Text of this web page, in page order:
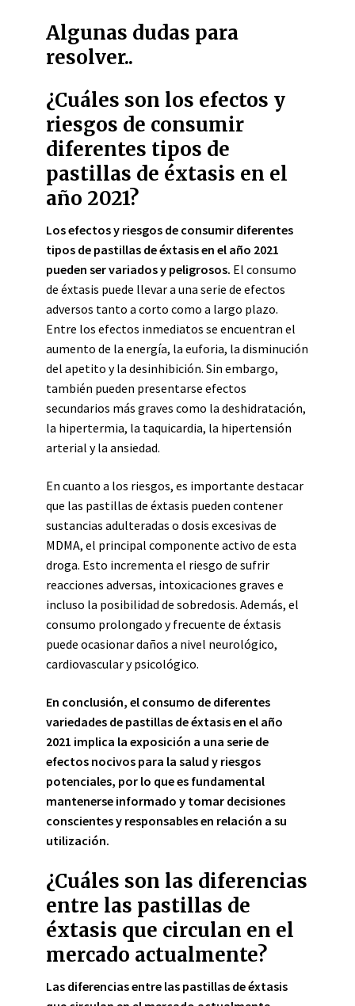
Algunas dudas para
resolver..
¿Cuáles son los efectos y
riesgos de consumir
diferentes tipos de
pastillas de éxtasis en el
año 2021?
Los efectos y riesgos de consumir diferentes
tipos de pastillas de éxtasis en el año 2021
pueden ser variados y peligrosos. El consumo
de éxtasis puede llevar a una serie de efectos
adversos tanto a corto como a largo plazo.
Entre los efectos inmediatos se encuentran el
aumento de la energía, la euforia, la disminución
del apetito y la desinhibición. Sin embargo,
también pueden presentarse efectos
secundarios más graves como la deshidratación,
la hipertermia, la taquicardia, la hipertensión
arterial y la ansiedad.
En cuanto a los riesgos, es importante destacar
que las pastillas de éxtasis pueden contener
sustancias adulteradas o dosis excesivas de
MDMA, el principal componente activo de esta
droga. Esto incrementa el riesgo de sufrir
reacciones adversas, intoxicaciones graves e
incluso la posibilidad de sobredosis. Además, el
consumo prolongado y frecuente de éxtasis
puede ocasionar daños a nivel neurológico,
cardiovascular y psicológico.
En conclusión, el consumo de diferentes
variedades de pastillas de éxtasis en el año
2021 implica la exposición a una serie de
efectos nocivos para la salud y riesgos
potenciales, por lo que es fundamental
mantenerse informado y tomar decisiones
conscientes y responsables en relación a su
utilización.
¿Cuáles son las diferencias
entre las pastillas de
éxtasis que circulan en el
mercado actualmente?
Las diferencias entre las pastillas de éxtasis